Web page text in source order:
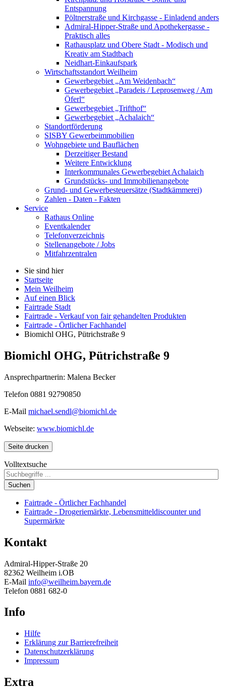
Entspannung
Pöltnerstraße und Kirchgasse - Einladend anders
Admiral-Hipper-Straße und Apothekergasse -
Praktisch alles
Rathausplatz und Obere Stadt - Modisch und
Kreativ am Stadtbach
Neidhart-Einkaufspark
Wirtschaftsstandort Weilheim
Gewerbegebiet „Am Weidenbach“
Gewerbegebiet „Paradeis / Leprosenweg / Am
Öferl“
Gewerbegebiet „Trifthof“
Gewerbegebiet „Achalaich“
Standortförderung
SISBY Gewerbeimmobilien
Wohngebiete und Bauflächen
Derzeitiger Bestand
Weitere Entwicklung
Interkommunales Gewerbegebiet Achalaich
Grundstücks- und Immobilienangebote
Grund- und Gewerbesteuersätze (Stadtkämmerei)
Zahlen - Daten - Fakten
Service
Rathaus Online
Eventkalender
Telefonverzeichnis
Stellenangebote / Jobs
Mitfahrzentralen
Sie sind hier
Startseite
Mein Weilheim
Auf einen Blick
Fairtrade Stadt
Fairtrade - Verkauf von fair gehandelten Produkten
Fairtrade - Örtlicher Fachhandel
Biomichl OHG, Pütrichstraße 9
Biomichl OHG, Pütrichstraße 9
Ansprechpartnerin: Malena Becker
Telefon 0881 92790850
E-Mail michael.sendl@biomichl.de
Webseite: www.biomichl.de
Seite drucken
Volltextsuche
Suchen
Fairtrade - Örtlicher Fachhandel
Fairtrade - Drogeriemärkte, Lebensmitteldiscounter und
Supermärkte
Kontakt
Admiral-Hipper-Straße 20
82362 Weilheim i.OB
E-Mail info@weilheim.bayern.de
Telefon 0881 682-0
Info
Hilfe
Erklärung zur Barrierefreiheit
Datenschutzerklärung
Impressum
Extra